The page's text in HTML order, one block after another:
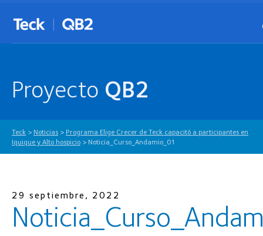
Proyecto QB2
Teck > Noticias > Programa Elige Crecer de Teck capacitó a participantes en
Iquique y Alto hospicio > Noticia_Curso_Andamio_01
29 septiembre, 2022